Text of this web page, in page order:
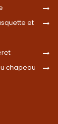
et
chapeau